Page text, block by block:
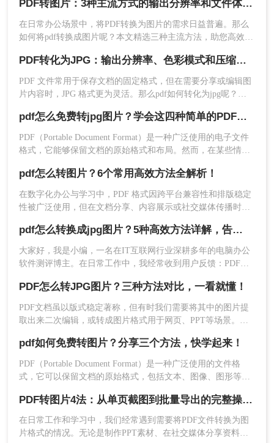
3、自定义选项可根据需要设置，设置好点击开始转
换。
5、转换成功，点击下载即可使用。
三、使用图片截取工具
除了使用专业的PDF编辑工具和在线PDF转换工
细介绍如何提取pdf中的图片，帮助您解决相关问题。 PDF转图片：3种主流方式的输出分辨率和文件体积实测！
在日常办公场景中，将PDF转换为图片的需求日益普遍。那么
如何将pdf转换成图片呢？本文精选三种主流方法，助您高效完
PDF转化为JPG：输出分辨率、色彩模式和压缩率的设置指南！
PDF 文件常用于保存文档的固定格式，但在需要分享或编辑图
片内容时，JPG 格式更为灵活。那么pdf如何转化为jpg呢？本
格式转换。
pdf怎么免费转jpg图片？学会这四种简单的PDF转图片方法！
​PDF（Portable Document Format）是一种广泛使用的电子文件
格式，它能够保留文档的原始格式和布局。然而，在某些情况
格式，以便在网页、社交媒体或其他平台上使用。那么pdf怎么
免费转jpg图片呢？本文将介绍几种免费将PDF转换为JPG图片
的方法。
pdf怎么转图片？6个常用高效方法全解析！
在数字化办公与学习中，PDF 格式因跨平台兼容性和排版稳定
性被广泛使用，但在文档分享、内容展示或社交媒体传播时，
那么pdf怎么转图片呢？本文整理了 6 种常用高效的 PDF 转图
片方法，帮助你根据需求选择最优方案。
pdf怎么转换成jpg图片？5种高效方法详解，告别繁琐操作！
大家好，我是小编，一名在IT互联网行业深耕多年的电脑办公
软件测评博主。在日常工作中，我经常收到用户反馈：PDF文
图、报告展示或资料存档，但转换过程总是遇到格式错乱、操
作复杂或隐私泄露等问题。今天，我将结合多年测评经验，为
大家详细解析PDF怎么转换成JPG图片的常用方法，帮助您精准
提取信息，提升工作效率。那么pdf怎么转换成jpg图片呢？本
文融合专业知识和实际案例，确保内容客观中立，同时自然融
PDF怎么转JPG图片？三种方法对比，一看就懂！
PDF文档虽以版式稳定著称，但有时我们需要将其中的图片提
取出来二次编辑，或转成图片格式用于网页、PPT等场景。那
论，再逐一拆解操作步骤，您可根据转换频率、图片质量要求
和隐私需求快速选择。
pdf如何免费转图片？分享三个方法，快学起来！
PDF（Portable Document Format）是一种广泛使用的文件格
式，它可以保留文档的原始格式，包括文本、图像、图形等。
式，以便在社交媒体上分享、在演示文稿中使用或进行简单的
编辑。那么pdf如何免费转图片呢？本文将介绍几种免费将PDF
转换为图片的方法。
PDF转图片4法：从单页截图到批量导出的完整操作路径！
在日常工作和学习中，我们经常遇到需要将PDF文件转换为图
片格式的情况。无论是制作PPT素材、在社交媒体分享资料，